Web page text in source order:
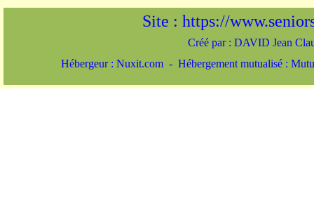
Site : https://
Créé par : DAVID Jean
Hébergeur : Nuxit.com - Hébergement mutualisé :